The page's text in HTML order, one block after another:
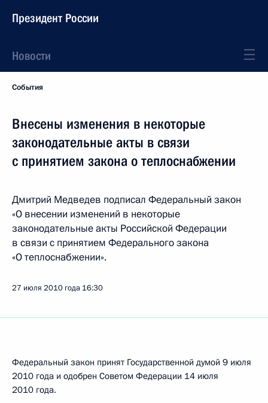
Президент России
Новости
События
Внесены изменения в некоторые
законодательные акты в связи
с принятием закона о теплоснабжении
Дмитрий Медведев подписал Федеральный закон
«О внесении изменений в некоторые
законодательные акты Российской Федерации
в связи с принятием Федерального закона
«О теплоснабжении».
27 июля 2010 года 16:30
Федеральный закон принят Государственной думой 9 июля
2010 года и одобрен Советом Федерации 14 июля
2010 года.